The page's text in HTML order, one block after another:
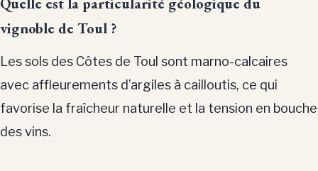
vignoble de Toul ?
Les sols des Côtes de Toul sont marno-calcaires
avec affleurements d’argiles à cailloutis, ce qui
favorise la fraîcheur naturelle et la tension en bouche
des vins.